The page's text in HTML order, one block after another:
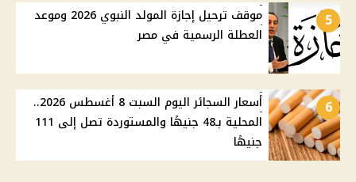
5
موقف ترحيل إجازة المولد النبوي 2026 وموعد
العطلة الرسمية في مصر
6
أسعار السجائر اليوم السبت 8 أغسطس 2026..
المحلية بـ48 جنيهًا والمستوردة تصل إلى 111
جنيهًا